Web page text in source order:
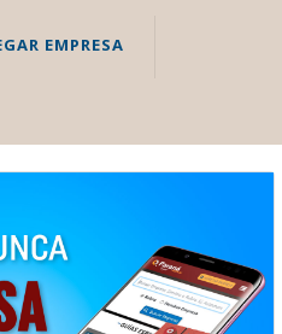
EMPRESA